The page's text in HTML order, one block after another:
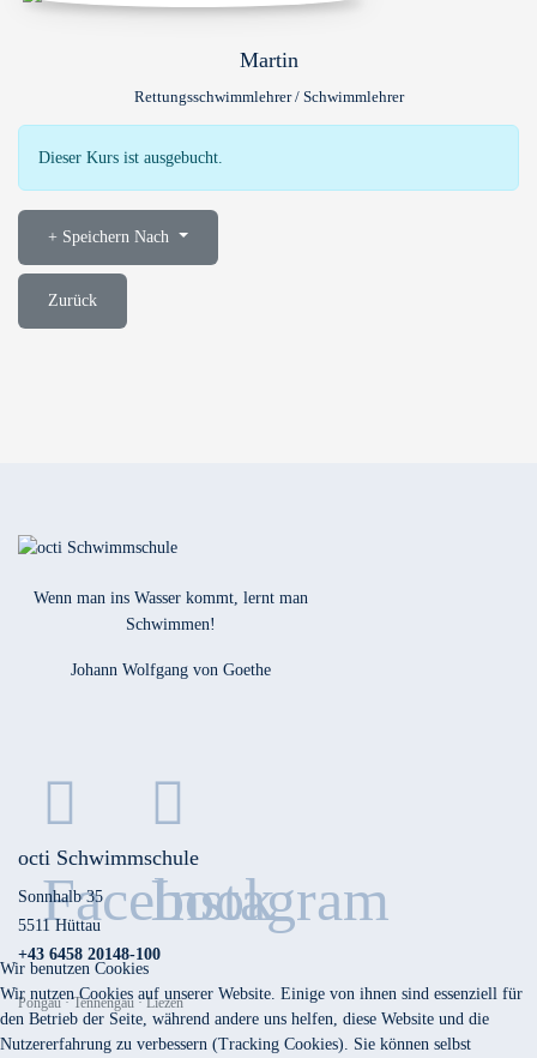
Martin
Rettungsschwimmlehrer / Schwimmlehrer
Dieser Kurs ist ausgebucht.
Speichern Nach
Zurück
Wenn man ins Wasser kommt, lernt man
Schwimmen!
Johann Wolfgang von Goethe
Facebook
Instagram
octi Schwimmschule
Sonnhalb 35
5511 Hüttau
+43 6458 20148-100
Pongau · Tennengau · Liezen
Wir benutzen Cookies
Wir nutzen Cookies auf unserer Website. Einige von ihnen sind essenziell für
den Betrieb der Seite, während andere uns helfen, diese Website und die
Nutzererfahrung zu verbessern (Tracking Cookies). Sie können selbst